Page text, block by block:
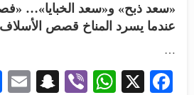
«سعد ذبح» و«سعد الخبايا»…
عندما يسرد المناخ قصص
…
Facebook
X
WhatsApp
Viber